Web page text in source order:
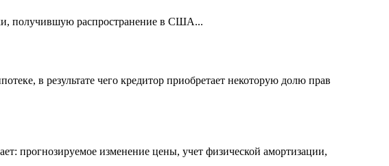
получившую распространение в США...
в результате чего кредитор приобретает некоторую долю прав
прогнозируемое изменение цены, учет физической амортизации,